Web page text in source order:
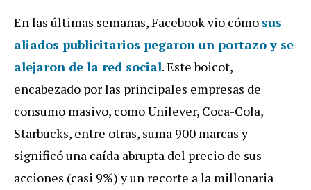
En las últimas semanas, Facebook vio cómo sus
aliados publicitarios pegaron un portazo y se
alejaron de la red social. Este boicot,
encabezado por las principales empresas de
consumo masivo, como Unilever, Coca-Cola,
Starbucks, entre otras, suma 900 marcas y
significó una caída abrupta del precio de sus
acciones (casi 9%) y un recorte a la millonaria